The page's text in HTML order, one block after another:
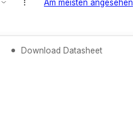
Am meisten angesehen
Download Datasheet